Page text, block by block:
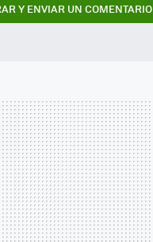
Y ENVIAR UN COMENTARIO